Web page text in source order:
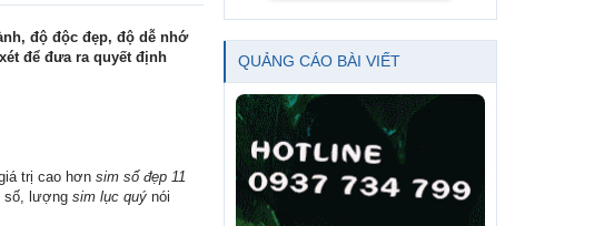
độ độc đẹp, độ dễ nhớ
để đưa ra quyết định
trị cao hơn sim số đẹp 11
số, lượng sim lục quý nói
QUẢNG CÁO BÀI VIẾT